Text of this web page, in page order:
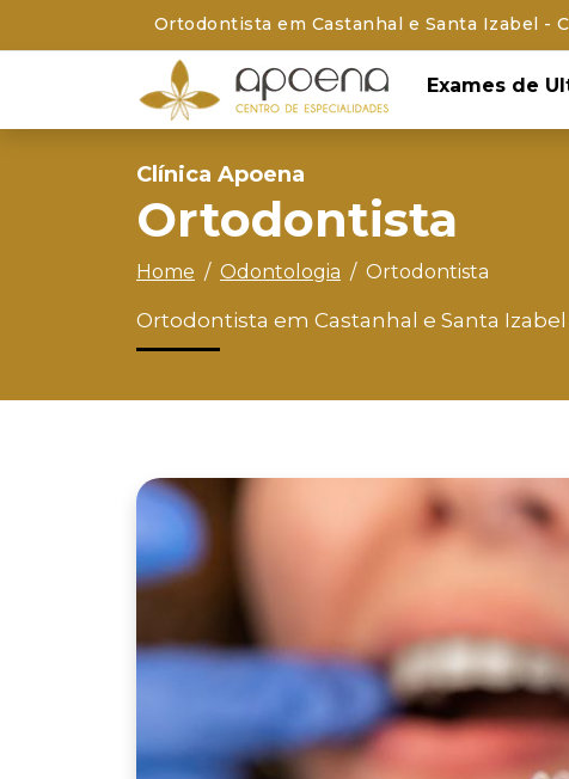
Ortodontista em Castanhal e Santa Izabel -
Exames de
Clínica Apoena
Ortodontista
Home Odontologia Ortodontista
Ortodontista em Castanhal e Santa